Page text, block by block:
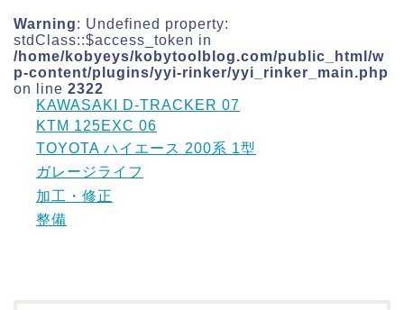
Warning: Undefined property:
stdClass::$access_token in
/home/kobyeys/kobytoolblog.com/public_html/w
p-content/plugins/yyi-rinker/yyi_rinker_main.php
on line 2322
KAWASAKI D-TRACKER 07
KTM 125EXC 06
TOYOTA ハイエース 200系 1型
ガレージライフ
加工・修正
整備